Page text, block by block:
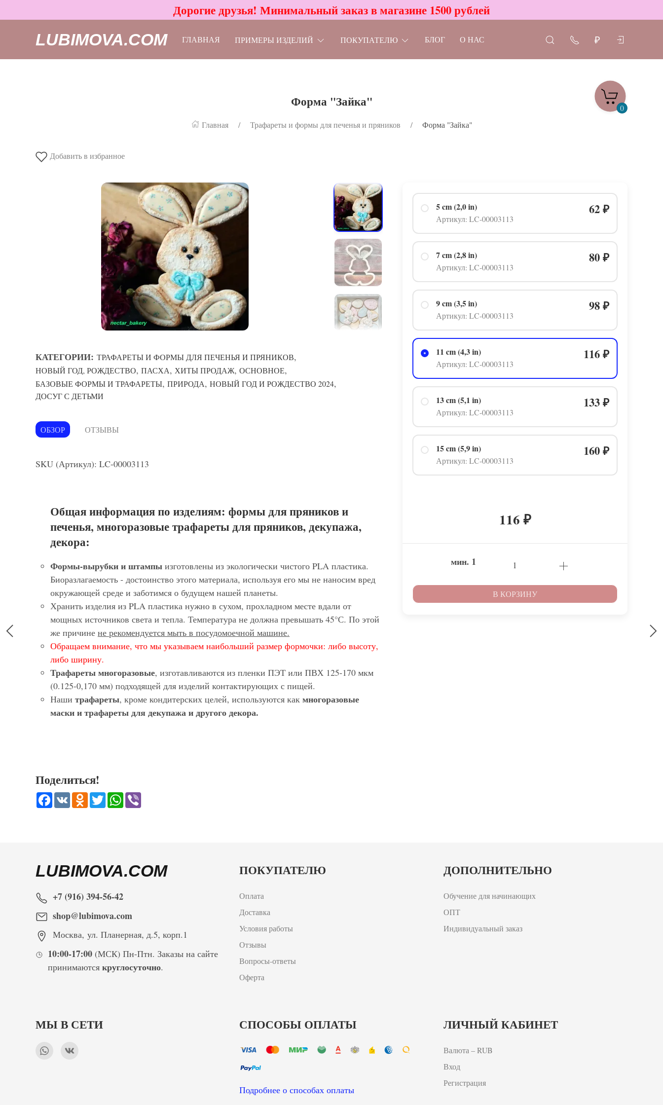
Дорогие друзья! Минимальный заказ в магазине 1500 рублей
LUBIMOVA.COM ГЛАВНАЯ ПРИМЕРЫ ИЗДЕЛИЙ ПОКУПАТЕЛЮ БЛОГ О НАС ₽
0
Форма "Зайка"
Главная Трафареты и формы для печенья и пряников Форма "Зайка"
Добавить в избранное
КАТЕГОРИИ: ТРАФАРЕТЫ И ФОРМЫ ДЛЯ ПЕЧЕНЬЯ И ПРЯНИКОВ,
НОВЫЙ ГОД, РОЖДЕСТВО, ПАСХА, ХИТЫ ПРОДАЖ, ОСНОВНОЕ,
БАЗОВЫЕ ФОРМЫ И ТРАФАРЕТЫ, ПРИРОДА, НОВЫЙ ГОД И РОЖДЕСТВО 2024,
ДОСУГ С ДЕТЬМИ
ОБЗОР ОТЗЫВЫ
SKU (Артикул): LC-00003113
Общая информация по изделиям: формы для пряников и
печенья, многоразовые трафареты для пряников, декупажа,
декора:
Формы-вырубки и штампы изготовлены из экологически чистого PLA пластика.
Биоразлагаемость - достоинство этого материала, используя его мы не наносим вред
окружающей среде и заботимся о будущем нашей планеты.
Хранить изделия из PLA пластика нужно в сухом, прохладном месте вдали от
мощных источников света и тепла. Температура не должна превышать 45°С. По этой
же причине не рекомендуется мыть в посудомоечной машине.
Обращаем внимание, что мы указываем наибольший размер формочки: либо высоту,
либо ширину.
Трафареты многоразовые, изготавливаются из пленки ПЭТ или ПВХ 125-170 мкм
(0.125-0,170 мм) подходящей для изделий контактирующих с пищей.
Наши трафареты, кроме кондитерских целей, используются как многоразовые
маски и трафареты для декупажа и другого декора.
5 cm (2,0 in)
Артикул: LC-00003113
62 ₽
7 cm (2,8 in)
Артикул: LC-00003113
80 ₽
9 cm (3,5 in)
Артикул: LC-00003113
98 ₽
11 cm (4,3 in)
Артикул: LC-00003113
116 ₽
13 cm (5,1 in)
Артикул: LC-00003113
133 ₽
15 cm (5,9 in)
Артикул: LC-00003113
160 ₽
116 ₽
мин. 1
В КОРЗИНУ
Поделиться!
Facebook
VK Odnoklassniki
TwitterWhatsApp
LUBIMOVA.COM
+7 (916) 394-56-42
shop@lubimova.com
Москва, ул. Планерная, д.5, корп.1
10:00-17:00(МСК) Пн-Птн. Заказы на сайте
принимаются круглосуточно.
ПОКУПАТЕЛЮ
Оплата
Доставка
Условия работы
Отзывы
Вопросы-ответы
Оферта
ДОПОЛНИТЕЛЬНО
Обучение для начинающих
ОПТ
Индивидуальный заказ
МЫ В СЕТИ СПОСОБЫ ОПЛАТЫ
Подробнее о способах оплаты
ЛИЧНЫЙ КАБИНЕТ
Валюта – RUB
Вход
Регистрация